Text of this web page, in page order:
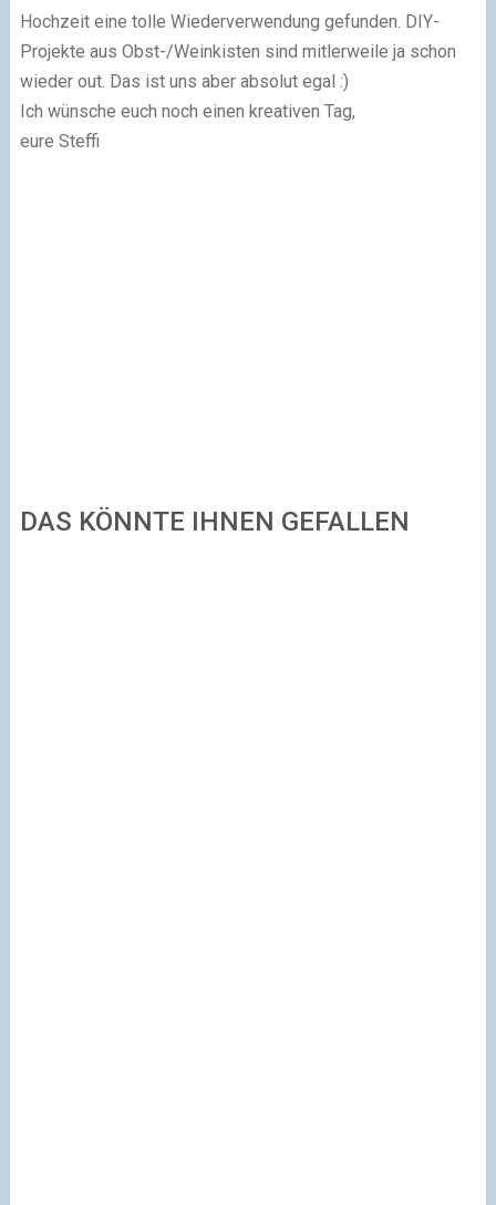
Hochzeit eine tolle Wiederverwendung gefunden. DIY-
Projekte aus Obst-/Weinkisten sind mitlerweile ja schon
wieder out. Das ist uns aber absolut egal :)
Ich wünsche euch noch einen kreativen Tag,
eure Steffi
DAS KÖNNTE IHNEN GEFALLEN